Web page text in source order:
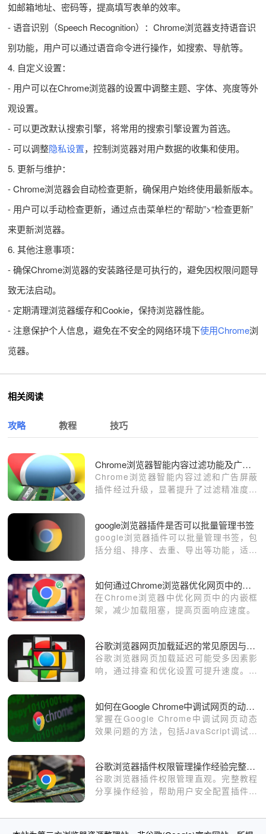
如邮箱地址、密码等，提高填写表单的效率。
- 语音识别（Speech Recognition）：Chrome浏览器支持语音识
别功能，用户可以通过语音命令进行操作，如搜索、导航等。
4. 自定义设置：
- 用户可以在Chrome浏览器的设置中调整主题、字体、亮度等外
观设置。
- 可以更改默认搜索引擎，将常用的搜索引擎设置为首选。
- 可以调整隐私设置，控制浏览器对用户数据的收集和使用。
5. 更新与维护：
- Chrome浏览器会自动检查更新，确保用户始终使用最新版本。
- 用户可以手动检查更新，通过点击菜单栏的“帮助”>“检查更新”
来更新浏览器。
6. 其他注意事项：
- 确保Chrome浏览器的安装路径是可执行的，避免因权限问题导
致无法启动。
- 定期清理浏览器缓存和Cookie，保持浏览器性能。
- 注意保护个人信息，避免在不安全的网络环境下使用Chrome浏
览器。
相关阅读
攻略 教程 技巧
Chrome浏览器智能内容过滤功能及广告屏蔽插件升级
Chrome浏览器智能内容过滤和广告屏蔽
插件经过升级，显著提升了过滤精准度和
验。
google浏览器插件是否可以批量管理书签
google浏览器插件可以批量管理书签，包
括分组、排序、去重、导出等功能，适合
如何通过Chrome浏览器优化网页中的内嵌框架
在Chrome浏览器中优化网页中的内嵌框
架，减少加载阻塞，提高页面响应速度。
谷歌浏览器网页加载延迟的常见原因与解决方法
谷歌浏览器网页加载延迟可能受多因素影
响，通过排查和优化设置可提升速度。本
如何在Google Chrome中调试网页的动态效果问题
掌握在Google Chrome中调试网页动态
效果问题的方法，包括JavaScript调试和
谷歌浏览器插件权限管理操作经验完整分享教程
谷歌浏览器插件权限管理直观。完整教程
分享操作经验，帮助用户安全配置插件，